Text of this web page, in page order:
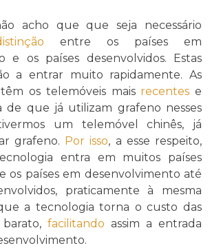
acho que que seja necessário
entre os países em
e os países desenvolvidos. Estas
a entrar muito rapidamente. As
os telemóveis mais recentes e
de que já utilizam grafeno nesses
um telemóvel chinês, já
grafeno. Por isso, a esse respeito,
entra em muitos países
os países em desenvolvimento até
praticamente à mesma
a tecnologia torna o custo das
facilitando assim a entrada